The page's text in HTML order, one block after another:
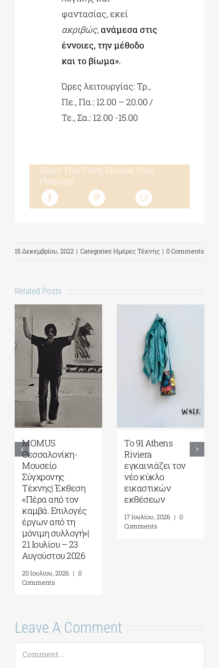
φαντασίας, εκεί
ακριβώς, ανάμεσα στις
έννοιες, την μέθοδο
και το βίωμα».
Ώρες λειτουργίας: Τρ.,
Πε., Πα.: 12.00 – 20.00 /
Τε., Σα.: 12.00 -15.00
Share This Story, Choose Your
Platform!
15 Δεκεμβρίου, 2022 | Categories:Ημέρες Τέχνης | 0 Comments
Related Posts
MOMUS
Θεσσαλονίκη-
Μουσείο
Σύγχρονης
Τέχνης| Έκθεση
«Πέρα από τον
καμβά. Επιλογές
έργων από τη
μόνιμη συλλογή»|
21 Ιουλίου – 23
Αυγούστου 2026
20 Ιουλίου, 2026 | 0
Comments
Το 91 Athens
Riviera
εγκαινιάζει τον
νέο κύκλο
εικαστικών
εκθέσεων
17 Ιουλίου, 2026 | 0
Comments
Leave A Comment
Comment